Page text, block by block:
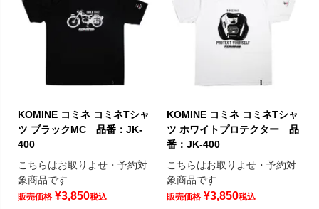
KOMINE コミネ コミネTシャ
ツ ブラックMC 品番：JK-
400
こちらはお取りよせ・予約対
象商品です
販売価格 ¥3,850税込
KOMINE コミネ コミネTシャ
ツ ホワイトプロテクター 品
番：JK-400
こちらはお取りよせ・予約対
象商品です
販売価格 ¥3,850税込